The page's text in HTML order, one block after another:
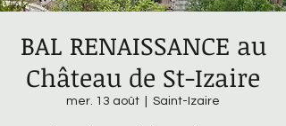
BAL RENAISSANCE au
Château de St-Izaire
mer. 13 août Saint-Izaire